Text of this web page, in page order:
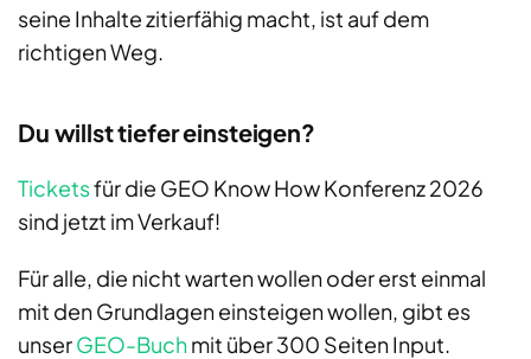
seine Inhalte zitierfähig macht, ist auf dem
richtigen Weg.
Du willst tiefer einsteigen?
Ticketsfür die GEO Know How Konferenz 2026
sind jetzt im Verkauf!
Für alle, die nicht warten wollen oder erst einmal
mit den Grundlagen einsteigen wollen, gibt es
unserGEO-Buchmit über 300 Seiten Input.